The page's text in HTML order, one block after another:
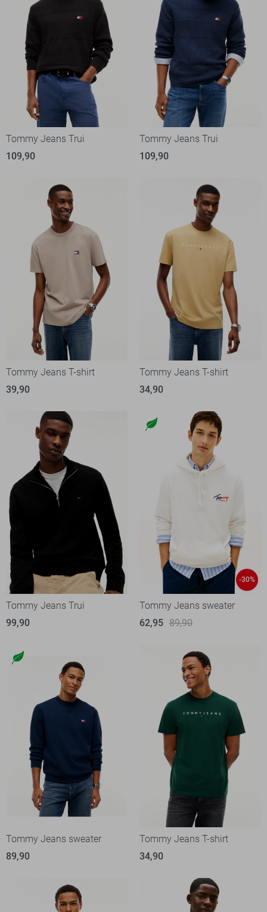
Tommy Jeans Trui
109,90
Tommy Jeans Trui
109,90
Tommy Jeans T-shirt
39,90
Tommy Jeans T-shirt
34,90
Tommy Jeans Trui
99,90
-30%
Tommy Jeans sweater
62,95 89,90
Tommy Jeans sweater
89,90
Tommy Jeans T-shirt
34,90